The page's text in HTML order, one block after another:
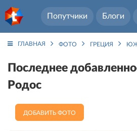
Попутчики Блоги
ГЛАВНАЯ ФОТО ГРЕЦИЯ
Последнее
Родос
ДОБАВИТЬ ФОТО